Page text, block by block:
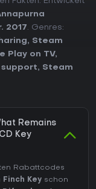
2017. Genres:
, Steam
Play on TV,
support, Steam
Remains
Key
Rabattcodes
Key schon